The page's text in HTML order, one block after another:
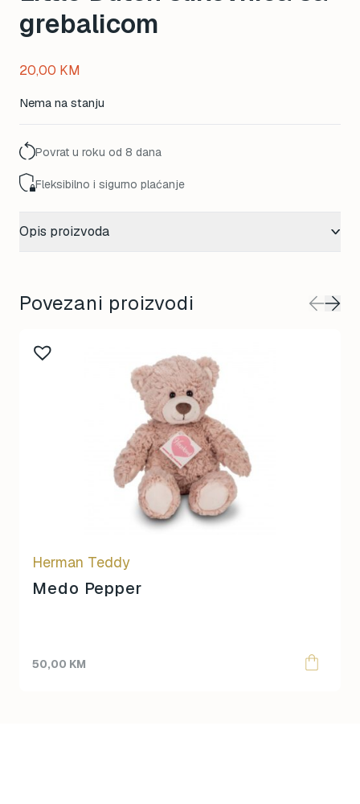
grebalicom
20,00 KM
Nema na stanju
Povrat u roku od 8 dana
Fleksibilno i sigurno plaćanje
Opis proizvoda
Povezani proizvodi
Herman Teddy
Medo Pepper
50,00 KM